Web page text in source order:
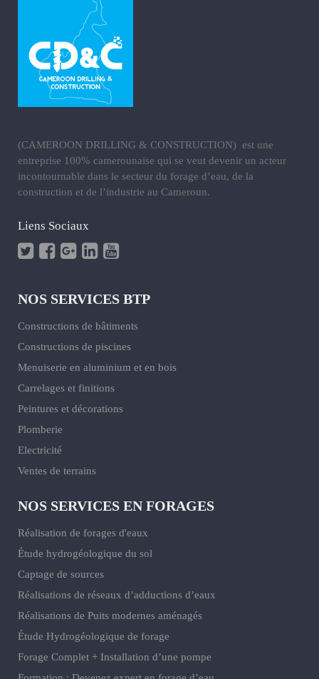
(CAMEROON DRILLING & CONSTRUCTION) est une
entreprise 100% camerounaise qui se veut devenir un acteur
incontournable dans le secteur du forage d’eau, de la
construction et de l’industrie au Cameroun.
Liens Sociaux
NOS SERVICES BTP
Constructions de bâtiments
Constructions de piscines
Menuiserie en aluminium et en bois
Carrelages et finitions
Peintures et décorations
Plomberie
Electricité
Ventes de terrains
NOS SERVICES EN FORAGES
Réalisation de forages d'eaux
Étude hydrogéologique du sol
Captage de sources
Réalisations de réseaux d’adductions d’eaux
Réalisations de Puits modernes aménagés
Étude Hydrogéologique de forage
Forage Complet + Installation d’une pompe